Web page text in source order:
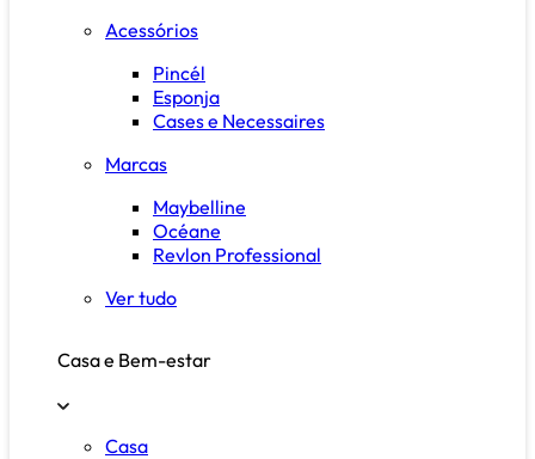
Acessórios
Pincél
Esponja
Cases e Necessaires
Marcas
Maybelline
Océane
Revlon Professional
Ver tudo
Casa e Bem-estar
Casa